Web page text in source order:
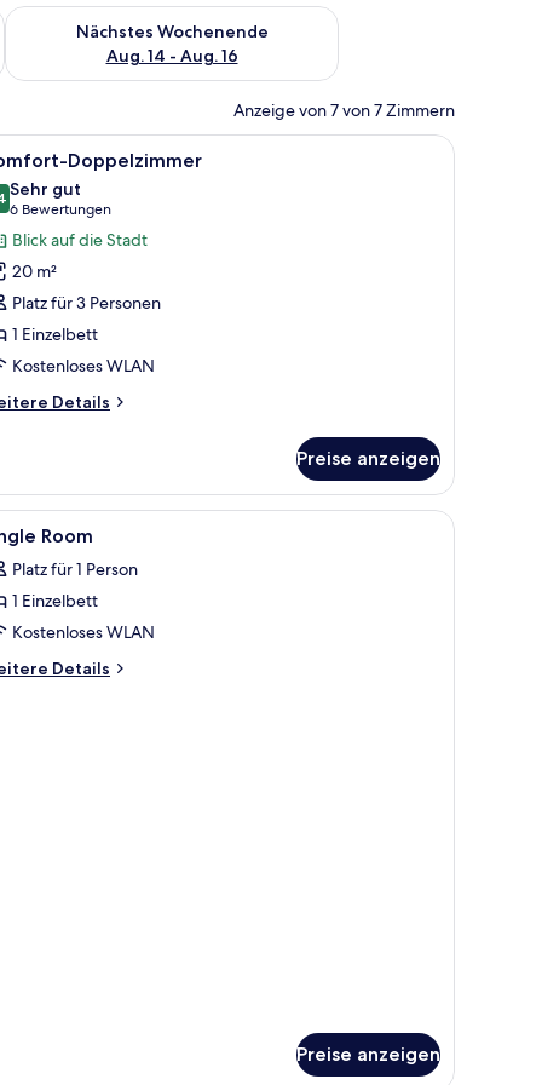
Aug. 7 - Aug. 9.
Nächstes Wochenende
Aug. 14 - Aug. 16
Überprüfe die Verfügbarkeit für nächstes Wochenende, Aug.
Anzeige von 7 von 7 Zimmern
einem Gemälde von roten Blumen.
einem Bild an der Wand und einem Nachttisch mit Lampe.
Ein Hotelzimmer mit zwei Betten, einem
8 Doppelzimmer
von 10
Sehr gut
6 Bewertungen
(6
Bewertungen)
Blick auf die Stadt
20 m²
Platz für 3 Personen
1 Einzelbett
Kostenloses WLAN
Details
Preise anzeigen
Schreibtisch, einem Stuhl und einem Fenster mit Vorhängen.
Zimmersafe, schallisolierte Zimmer,
11 Room
Platz für 1 Person
1 Einzelbett
Kostenloses WLAN
Details
Preise anzeigen